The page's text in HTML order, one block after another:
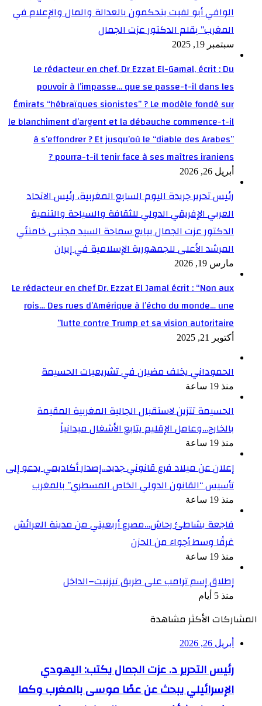
الوافي أبو لفيت يتحكمون بالعدالة والمال والإعلام في
المغرب” بقلم الدكتور عزت الجمال
سبتمبر 19, 2025
Le rédacteur en chef, Dr Ezzat El-Gamal, écrit : Du
pouvoir à l’impasse… que se passe-t-il dans les
Émirats “hébraïques sionistes” ? Le modèle fondé sur
le blanchiment d’argent et la débauche commence-t-il
à s’effondrer ? Et jusqu’où le “diable des Arabes”
pourra-t-il tenir face à ses maîtres iraniens ?
أبريل 26, 2026
رئيس تحرير جريدة اليوم السابع المغربية، رئيس الاتحاد
العربي الإفريقي الدولي للثقافة والسياحة والتنمية
الدكتور عزت الجمال يبايع سماحة السيد مجتبى خامنئي
المرشد الأعلى للجمهورية الإسلامية في إيران
مارس 19, 2026
Le rédacteur en chef Dr. Ezzat El Jamal écrit : “Non aux
rois… Des rues d’Amérique à l’écho du monde… une
lutte contre Trump et sa vision autoritaire”
أكتوبر 21, 2025
الحموداني يخلف مضيان في تشريعيات الحسيمة
منذ 19 ساعة
الحسيمة تتزين لاستقبال الجالية المغربية المقيمة
بالخارج…وعامل الإقليم يتابع الأشغال ميدانياً
منذ 19 ساعة
إعلان عن ميلاد فرع قانوني جديد…إصدار أكاديمي يدعو إلى
تأسيس “القانون الدولي الخاص المسطري” بالمغرب
منذ 19 ساعة
فاجعة بشاطئ رحاش…مصرع أربعيني من مدينة العرائش
غرقًا وسط أجواء من الحزن
منذ 19 ساعة
إطلاق إسم ترامب على طريق تيزنيت–الداخل
منذ 5 أيام
المشاركات الأكثر مشاهدة
أبريل 26, 2026
رئيس التحرير د. عزت الجمال يكتب: اليهودي
الإسرائيلي يبحث عن عصًا موسى بالمغرب وكما